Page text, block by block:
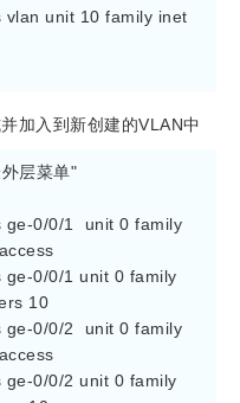
vlan unit 10 family inet
加入到新创建的VLAN中
层菜单"
0/0/1  unit 0 family
ge-0/0/1 unit 0 family
10
0/0/2  unit 0 family
ge-0/0/2 unit 0 family